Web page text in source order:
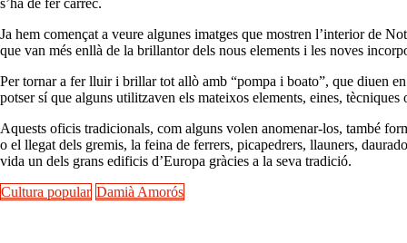
s’ha de fer càrrec.
Ja hem començat a veure algunes imatges que mostren l’interior de
que van més enllà de la brillantor dels nous elements i les noves
Per tornar a fer lluir i brillar tot allò amb “pompa i boato”, que diuen
potser sí que alguns utilitzaven els mateixos elements, eines, tècniques
Aquests oficis tradicionals, com alguns volen anomenar-los, també
o el llegat dels gremis, la feina de ferrers, picapedrers, llauners,
vida un dels grans edificis d’Europa gràcies a la seva tradició.
Cultura popular Damià Amorós